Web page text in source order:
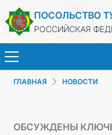
ПОСОЛЬСТВО
РОССИЙСКАЯ
ГЛАВНАЯ НОВОСТИ
ОБСУЖДЕНЫ